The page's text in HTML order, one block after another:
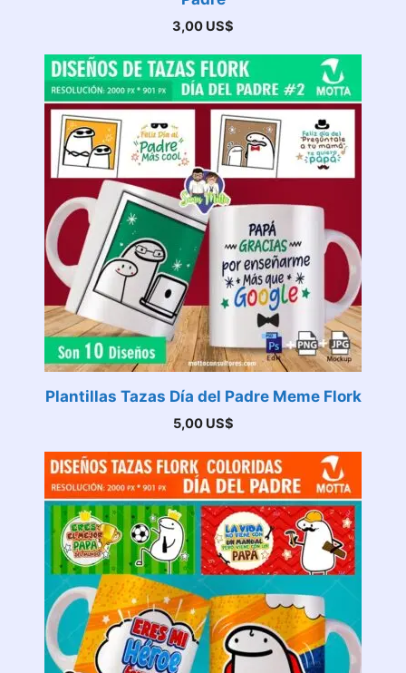
3,00 US$
Plantillas Tazas Día del Padre Meme Flork
5,00 US$